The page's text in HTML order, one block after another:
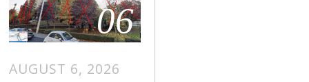
06
AUGUST 6, 2026